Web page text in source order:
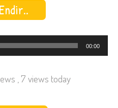
Audio
Oynadıcı
00:00
, 7 views today